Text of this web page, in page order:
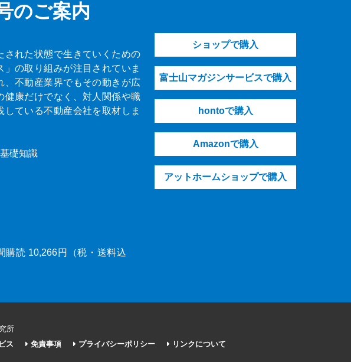
のご案内
された状態で生きていくための
の取り組みが注目されていま
不動産業界でもその動きが広
健康だけでなく、対人関係や職
ている不動産会社を取材しま
礎知識
読 10,266円（税・送料込
ショップで購入
富士山マガジンサービスで購入
hontoで購入
Amazonで購入
アットホームショップで購入
所
ス 免責事項 プライバシーポリシー リンクについて